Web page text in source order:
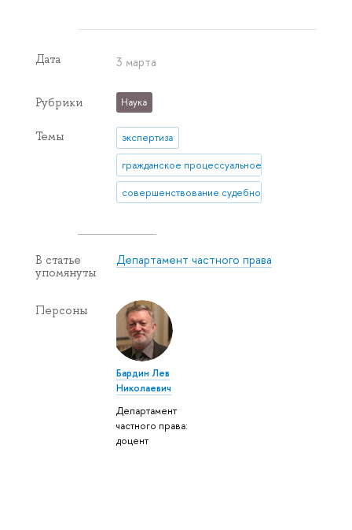
Дата 3 марта
Рубрики Наука
Темы экспертиза
гражданское процессуальное законодательство
совершенствование судебной системы
В статье
упомянуты
Департамент частного права
Персоны
Бардин Лев
Николаевич
Департамент
частного права:
доцент